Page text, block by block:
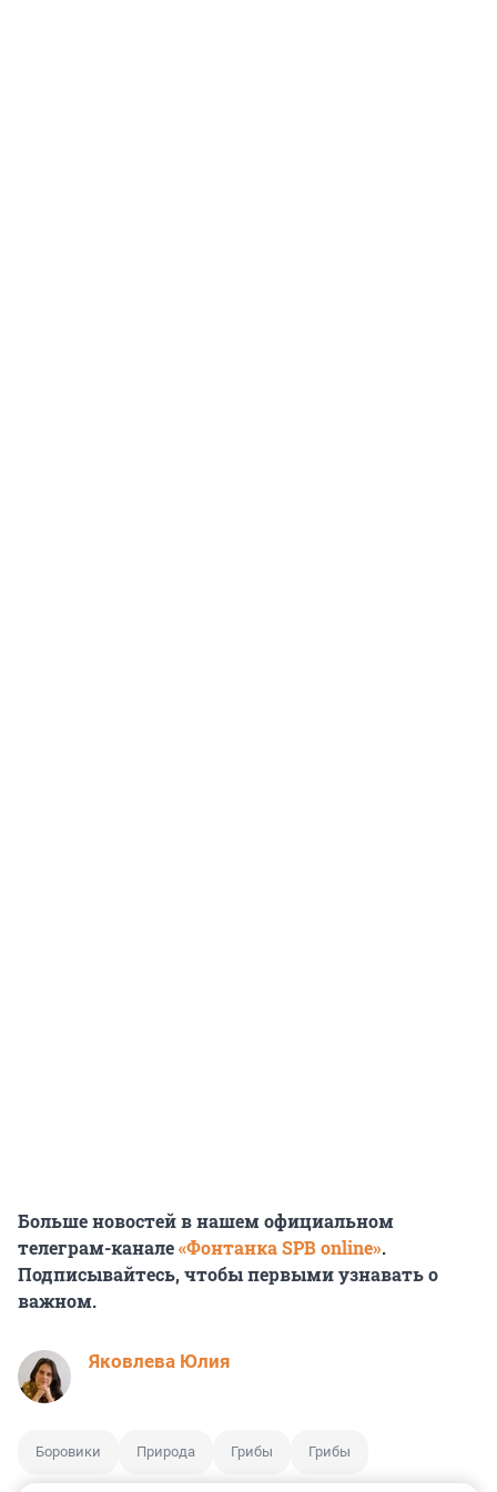
Больше новостей в нашем официальном
телеграм-канале«Фонтанка SPB online».
Подписывайтесь, чтобы первыми узнавать о
важном.
Яковлева Юлия
Боровики Природа Грибы Грибы